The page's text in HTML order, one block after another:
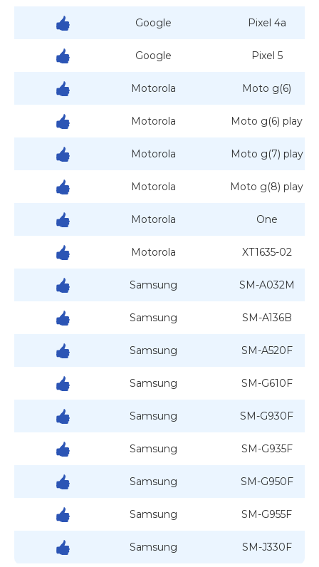
Google Pixel 4a
Google Pixel 5
Motorola Moto g(6)
Motorola Moto g(6) play
Motorola Moto g(7) play
Motorola Moto g(8) play
Motorola One
Motorola XT1635-02
Samsung SM-A032M
Samsung SM-A136B
Samsung SM-A520F
Samsung SM-G610F
Samsung SM-G930F
Samsung SM-G935F
Samsung SM-G950F
Samsung SM-G955F
Samsung SM-J330F